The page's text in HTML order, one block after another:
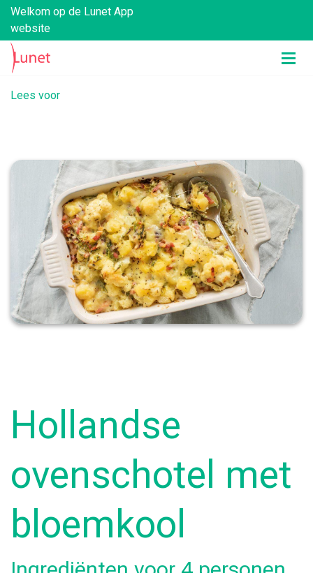
Welkom op de Lunet App
website
Lees voor
Hollandse
ovenschotel met
bloemkool